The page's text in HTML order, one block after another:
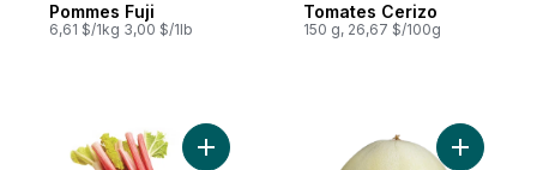
Pommes Fuji
6,61 $/1kg 3,00 $/1lb
Tomates Cerizo
150 g, 26,67 $/100g
Ajouter Rhubarbe au panier Ajouter